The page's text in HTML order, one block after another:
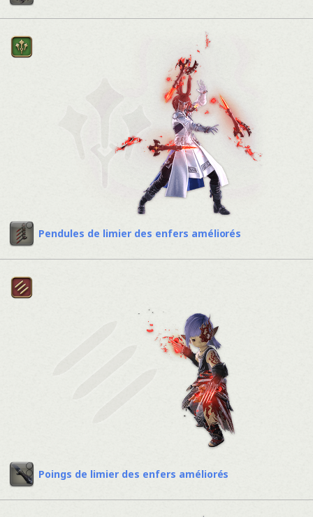
Pendules de limier des enfers améliorés
Poings de limier des enfers améliorés